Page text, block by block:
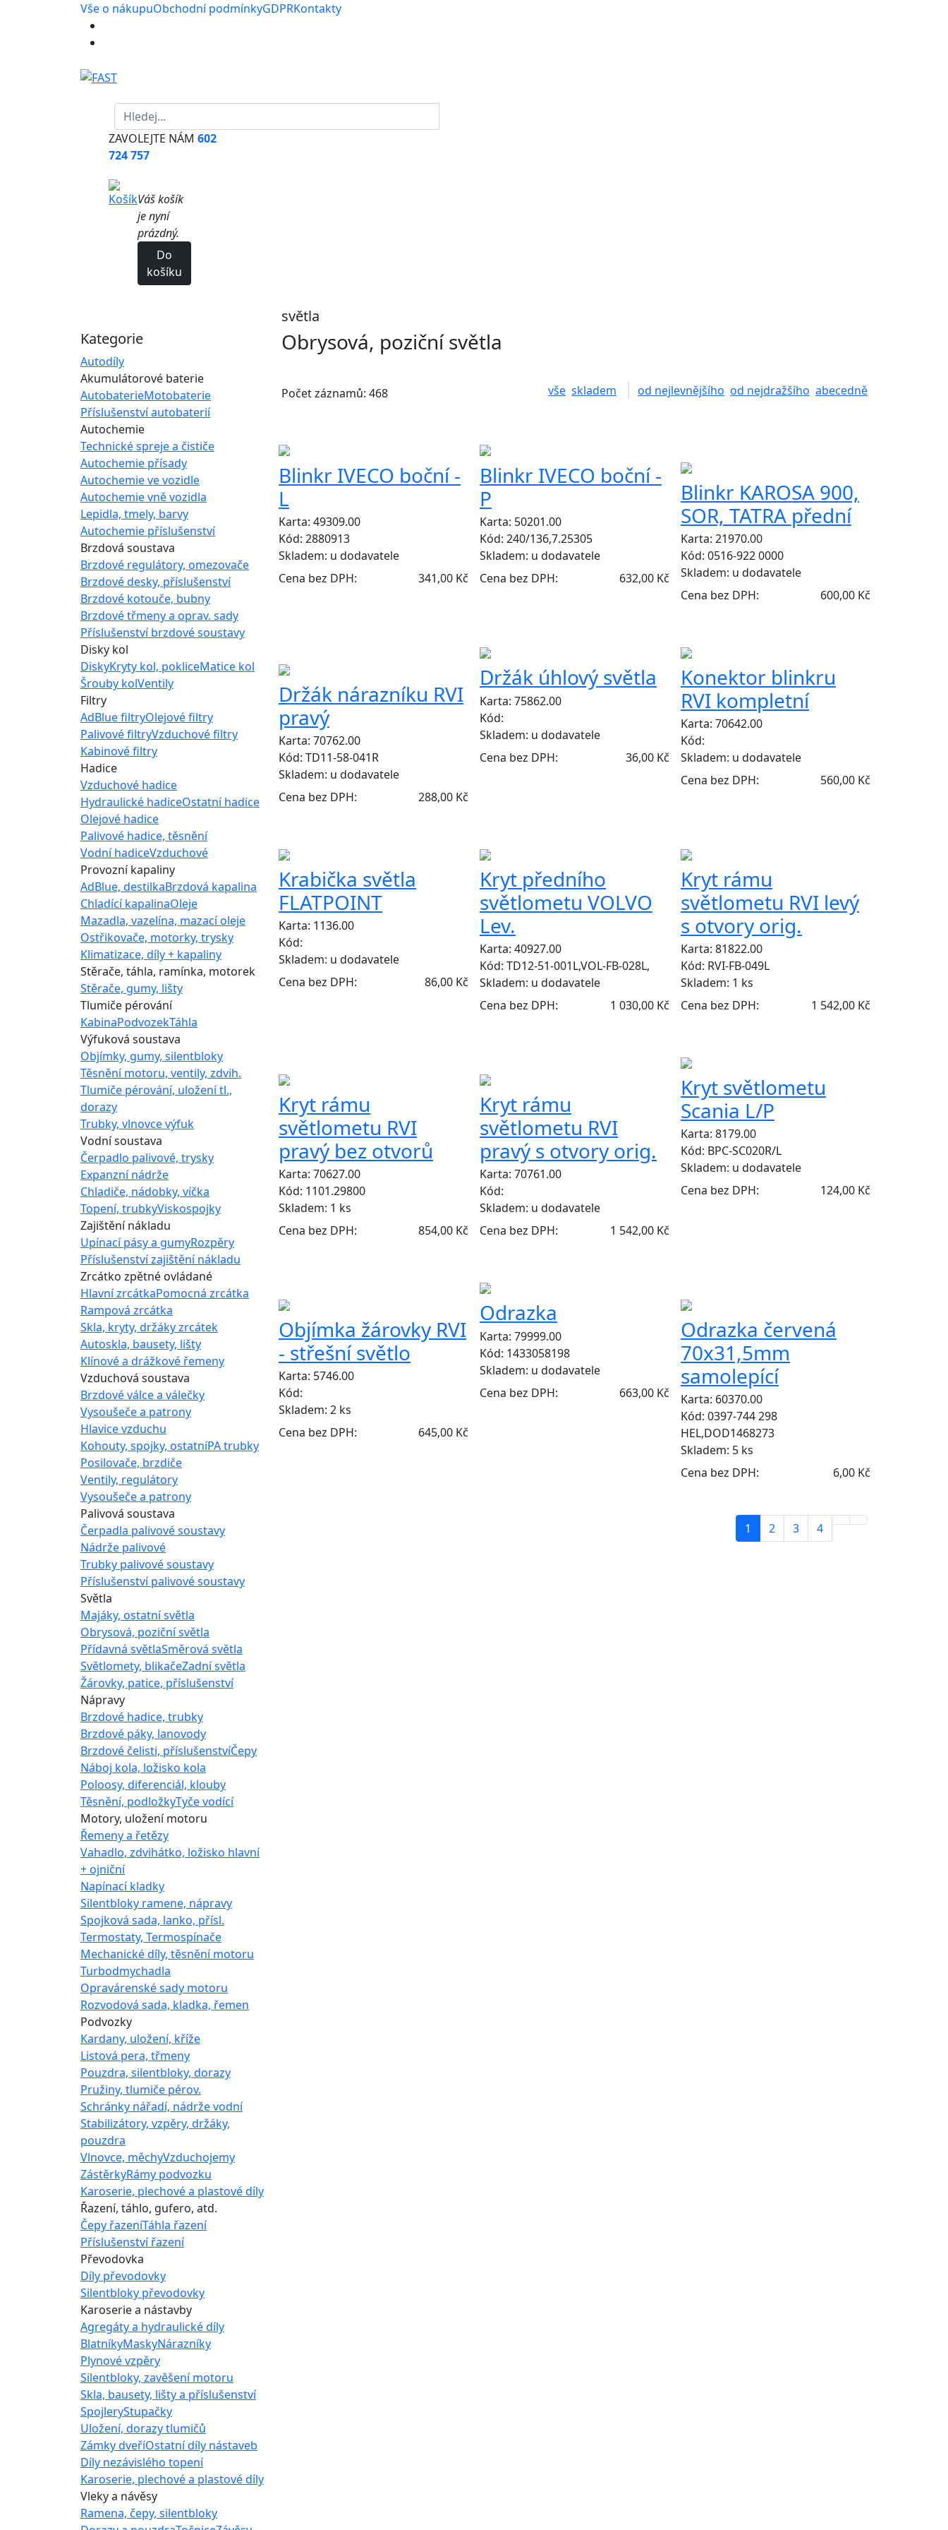
Vše o nákupuObchodní podmínkyGDPRKontakty
ZAVOLEJTE NÁM 602
724 757
Váš košík
je nyní
prázdný.
Do
košíku
Kategorie
Autodíly
Akumulátorové baterie
AutobaterieMotobaterie
Příslušenství autobaterií
Autochemie
Technické spreje a čističe
Autochemie přísady
Autochemie ve vozidle
Autochemie vně vozidla
Lepidla, tmely, barvy
Autochemie příslušenství
Brzdová soustava
Brzdové regulátory, omezovače
Brzdové desky, příslušenství
Brzdové kotouče, bubny
Brzdové třmeny a oprav. sady
Příslušenství brzdové soustavy
Disky kol
DiskyKryty kol, pokliceMatice kol
Šrouby kolVentily
Filtry
AdBlue filtryOlejové filtry
Palivové filtryVzduchové filtry
Kabinové filtry
Hadice
Vzduchové hadice
Hydraulické hadiceOstatní hadice
Olejové hadice
Palivové hadice, těsnění
Vodní hadiceVzduchové
Provozní kapaliny
AdBlue, destilkaBrzdová kapalina
Chladící kapalinaOleje
Mazadla, vazelína, mazací oleje
Ostřikovače, motorky, trysky
Klimatizace, díly + kapaliny
Stěrače, táhla, ramínka, motorek
Stěrače, gumy, lišty
Tlumiče pérování
KabinaPodvozekTáhla
Výfuková soustava
Objímky, gumy, silentbloky
Těsnění motoru, ventily, zdvih.
Tlumiče pérování, uložení tl.,
dorazy
Trubky, vlnovce výfuk
Vodní soustava
Čerpadlo palivové, trysky
Expanzní nádrže
Chladiče, nádobky, víčka
Topení, trubkyViskospojky
Zajištění nákladu
Upínací pásy a gumyRozpěry
Příslušenství zajištění nákladu
Zrcátko zpětné ovládané
Hlavní zrcátkaPomocná zrcátka
Rampová zrcátka
Skla, kryty, držáky zrcátek
Autoskla, bausety, lišty
Klínové a drážkové řemeny
Vzduchová soustava
Brzdové válce a válečky
Vysoušeče a patrony
Hlavice vzduchu
Kohouty, spojky, ostatníPA trubky
Posilovače, brzdiče
Ventily, regulátory
Vysoušeče a patrony
Palivová soustava
Čerpadla palivové soustavy
Nádrže palivové
Trubky palivové soustavy
Příslušenství palivové soustavy
Světla
Majáky, ostatní světla
Obrysová, poziční světla
Přídavná světlaSměrová světla
Světlomety, blikačeZadní světla
Žárovky, patice, příslušenství
Nápravy
Brzdové hadice, trubky
Brzdové páky, lanovody
Brzdové čelisti, příslušenstvíČepy
Náboj kola, ložisko kola
Poloosy, diferenciál, klouby
Těsnění, podložkyTyče vodící
Motory, uložení motoru
Řemeny a řetězy
Vahadlo, zdvihátko, ložisko hlavní
+ ojniční
Napínací kladky
Silentbloky ramene, nápravy
Spojková sada, lanko, přísl.
Termostaty, Termospínače
Mechanické díly, těsnění motoru
Turbodmychadla
Opravárenské sady motoru
Rozvodová sada, kladka, řemen
Podvozky
Kardany, uložení, kříže
Listová pera, třmeny
Pouzdra, silentbloky, dorazy
Pružiny, tlumiče pérov.
Schránky nářadí, nádrže vodní
Stabilizátory, vzpěry, držáky,
pouzdra
Vlnovce, měchyVzduchojemy
ZástěrkyRámy podvozku
Karoserie, plechové a plastové díly
Řazení, táhlo, gufero, atd.
Čepy řazeníTáhla řazení
Příslušenství řazení
Převodovka
Díly převodovky
Silentbloky převodovky
Karoserie a nástavby
Agregáty a hydraulické díly
BlatníkyMaskyNárazníky
Plynové vzpěry
Silentbloky, zavěšení motoru
Skla, bausety, lišty a příslušenství
SpojleryStupačky
Uložení, dorazy tlumičů
Zámky dveříOstatní díly nástaveb
Díly nezávislého topení
Karoserie, plechové a plastové díly
Vleky a návěsy
Ramena, čepy, silentbloky
světla
Obrysová, poziční světla
Počet záznamů: 468 vše skladem od nejlevnějšího od nejdražšího abecedně
Blinkr IVECO boční -
L
Karta: 49309.00
Kód: 2880913
Skladem: u dodavatele
Cena bez DPH:
341,00 Kč
Blinkr IVECO boční -
P
Karta: 50201.00
Kód: 240/136,7.25305
Skladem: u dodavatele
Cena bez DPH:
632,00 Kč
Blinkr KAROSA 900,
SOR, TATRA přední
Karta: 21970.00
Kód: 0516-922 0000
Skladem: u dodavatele
Cena bez DPH:
600,00 Kč
Držák nárazníku RVI
pravý
Karta: 70762.00
Kód: TD11-58-041R
Skladem: u dodavatele
Cena bez DPH:
288,00 Kč
Držák úhlový světla
Karta: 75862.00
Kód:
Skladem: u dodavatele
Cena bez DPH:
36,00 Kč
Konektor blinkru
RVI kompletní
Karta: 70642.00
Kód:
Skladem: u dodavatele
Cena bez DPH:
560,00 Kč
Krabička světla
FLATPOINT
Karta: 1136.00
Kód:
Skladem: u dodavatele
Cena bez DPH:
86,00 Kč
Kryt předního
světlometu VOLVO
Lev.
Karta: 40927.00
Kód: TD12-51-001L,VOL-FB-028L,
Skladem: u dodavatele
Cena bez DPH:
1 030,00 Kč
Kryt rámu
světlometu RVI levý
s otvory orig.
Karta: 81822.00
Kód: RVI-FB-049L
Skladem: 1 ks
Cena bez DPH:
1 542,00 Kč
Kryt rámu
světlometu RVI
pravý bez otvorů
Karta: 70627.00
Kód: 1101.29800
Skladem: 1 ks
Cena bez DPH:
854,00 Kč
Kryt rámu
světlometu RVI
pravý s otvory orig.
Karta: 70761.00
Kód:
Skladem: u dodavatele
Cena bez DPH:
1 542,00 Kč
Kryt světlometu
Scania L/P
Karta: 8179.00
Kód: BPC-SC020R/L
Skladem: u dodavatele
Cena bez DPH:
124,00 Kč
Objímka žárovky RVI
- střešní světlo
Karta: 5746.00
Kód:
Skladem: 2 ks
Cena bez DPH:
645,00 Kč
Odrazka
Karta: 79999.00
Kód: 1433058198
Skladem: u dodavatele
Cena bez DPH:
663,00 Kč
Odrazka červená
70x31,5mm
samolepící
Karta: 60370.00
Kód: 0397-744 298
HEL,DOD1468273
Skladem: 5 ks
Cena bez DPH:
6,00 Kč
1 2 3 4